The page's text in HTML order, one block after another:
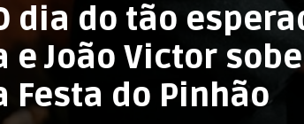
dia do tão
e João Victor
Festa do Pinhão